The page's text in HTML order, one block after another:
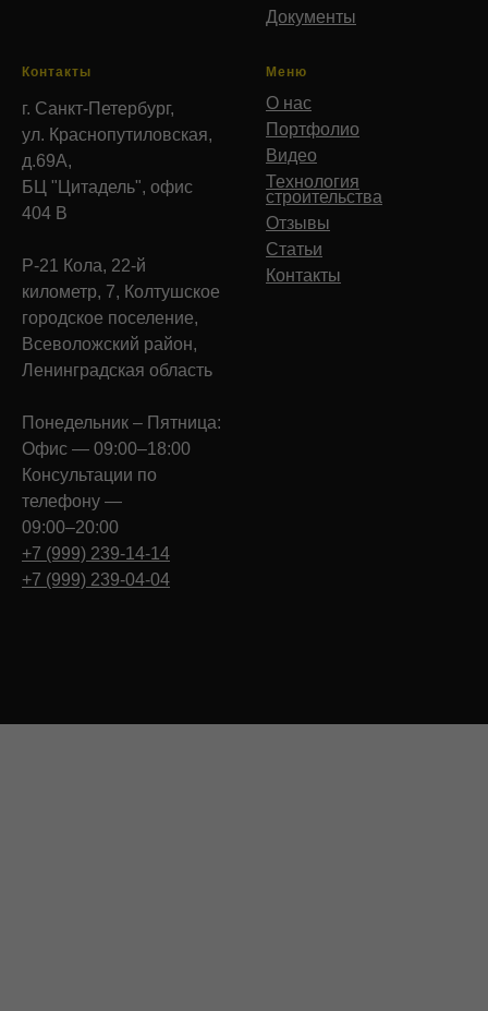
Документы
Контакты
г. Санкт-Петербург,
ул. Краснопутиловская,
д.69А,
БЦ "Цитадель", офис
404 В
Р-21 Кола, 22-й
километр, 7, Колтушское
городское поселение,
Всеволожский район,
Ленинградская область
Понедельник – Пятница:
Офис — 09:00–18:00
Консультации по
телефону —
09:00–20:00
+7 (999) 239-14-14
+7 (999) 239-04-04
Меню
О нас
Портфолио
Видео
Технология
строительства
Отзывы
Статьи
Контакты